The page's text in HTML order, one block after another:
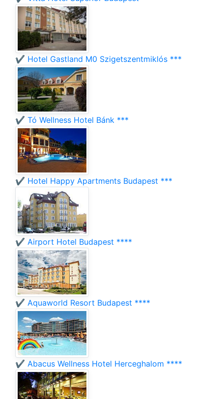
✔️ Hotel Gastland M0 Szigetszentmiklós ***
✔️ Tó Wellness Hotel Bánk ***
✔️ Hotel Happy Apartments Budapest ***
✔️ Airport Hotel Budapest ****
✔️ Aquaworld Resort Budapest ****
✔️ Abacus Wellness Hotel Herceghalom ****